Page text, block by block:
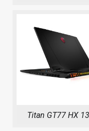
Titan GT77 HX